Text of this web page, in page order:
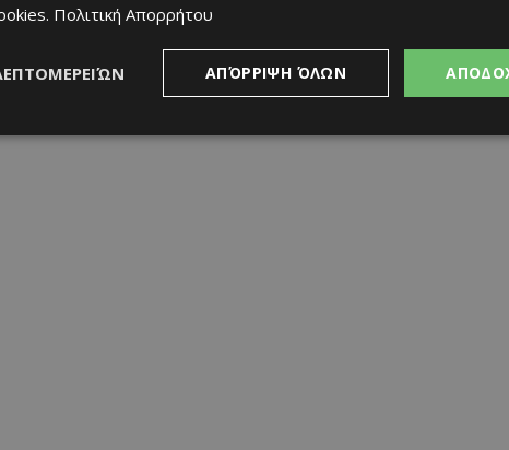
συνθέσεις των δύο μουσικών σχημάτων. Μέσα από αυτή τη
αλλά ως συνεχώς εξελισσόμενη δημιουργική διαδικασία,
καλλιτεχνικής έκφρασης, με έμφαση στην Κυπριακή μουσική
ως γέφυρα επικοινωνίας.
. Πολιτική Απορρήτου
ΑΠΌΡΡΙΨΗ ΌΛΩΝ